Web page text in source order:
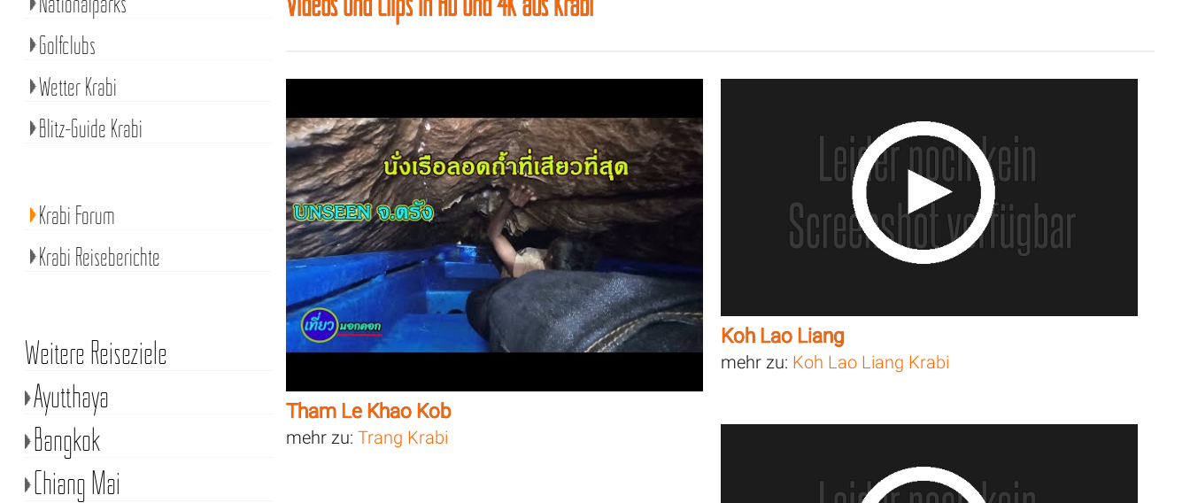
Tham Le Khao Kob
mehr zu:Trang Krabi
Koh Lao Liang
mehr zu: Koh Lao Liang Krabi
Golfclubs
Wetter Krabi
Blitz-Guide Krabi
Krabi Forum
Krabi Reiseberichte
Weitere Reiseziele
Ayutthaya
Bangkok
Chiang Mai